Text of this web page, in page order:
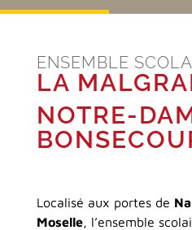
ENSEMBLE
LA
NOTRE-
Localisé aux portes de
Moselle, l’ensemble